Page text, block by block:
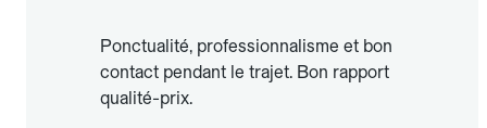
Ponctualité, professionnalisme et bon
contact pendant le trajet. Bon rapport
qualité-prix.